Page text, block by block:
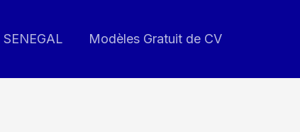
SENEGAL Modèles Gratuit de CV